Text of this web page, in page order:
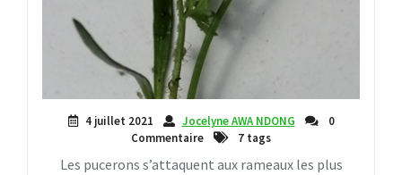
4 juillet 2021 Jocelyne AWA NDONG
0
Commentaire
7 tags
Les pucerons s’attaquent aux rameaux les plus